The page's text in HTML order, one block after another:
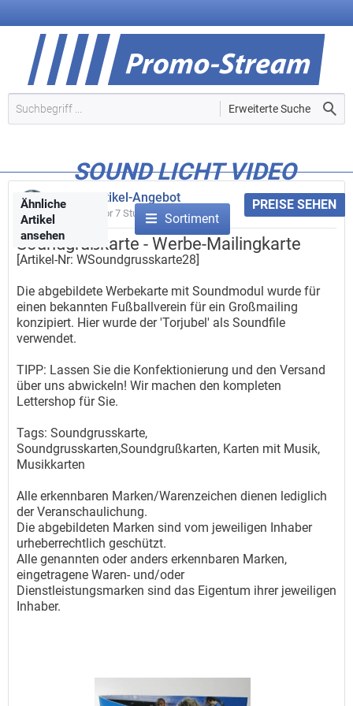
SOUND LICHT VIDEO
Sortiment
Erweiterte Suche
Werbeartikel-Angebot
Gepostet vor 7 Stunden
Soundgrußkarte - Werbe-Mailingkarte
[Artikel-Nr: WSoundgrusskarte28]
Die abgebildete Werbekarte mit Soundmodul wurde für
einen bekannten Fußballverein für ein Großmailing
konzipiert. Hier wurde der 'Torjubel' als Soundfile
verwendet.
TIPP: Lassen Sie die Konfektionierung und den Versand
über uns abwickeln! Wir machen den kompleten
Lettershop für Sie.
Tags: Soundgrusskarte,
Soundgrusskarten,Soundgrußkarten, Karten mit Musik,
Musikkarten
Alle erkennbaren Marken/Warenzeichen dienen lediglich
der Veranschaulichung.
Die abgebildeten Marken sind vom jeweiligen Inhaber
urheberrechtlich geschützt.
Alle genannten oder anders erkennbaren Marken,
eingetragene Waren- und/oder
Dienstleistungsmarken sind das Eigentum ihrer jeweiligen
Inhaber.
PREISE SEHEN
Ähnliche
Artikel
ansehen